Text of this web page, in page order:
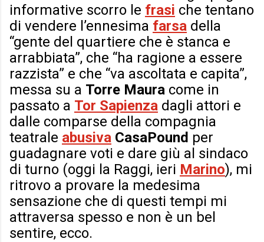
informative scorro le frasi che tentano
di vendere l’ennesima farsa della
“gente del quartiere che è stanca e
arrabbiata”, che “ha ragione a essere
razzista” e che “va ascoltata e capita”,
messa su a Torre Maura come in
passato a Tor Sapienza dagli attori e
dalle comparse della compagnia
teatrale abusiva CasaPound per
guadagnare voti e dare giù al sindaco
di turno (oggi la Raggi, ieri Marino), mi
ritrovo a provare la medesima
sensazione che di questi tempi mi
attraversa spesso e non è un bel
sentire, ecco.